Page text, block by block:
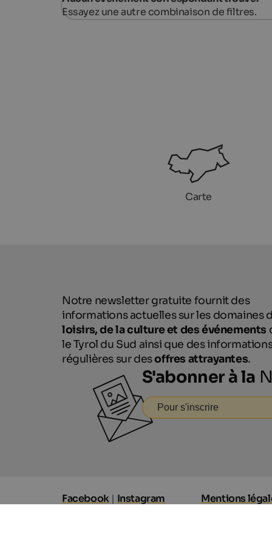
Essayez une autre combinaison de filtres.
Carte
Notre newsletter gratuite fournit des
informations actuelles sur les domaines
loisirs, de la culture et des événements
le Tyrol du Sud ainsi que des
régulières sur desoffres attrayantes.
S'abonner à la
Pour s'inscrire
Facebook| Instagram Mentions